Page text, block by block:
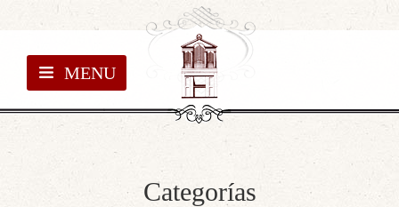
MENU
Categorías